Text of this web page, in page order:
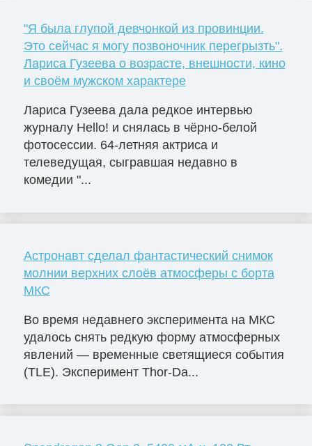
"Я была глупой девчонкой из провинции.
Это сейчас я могу позвоночник перегрызть".
Лариса Гузеева о возрасте, внешности, кино
и своём мужском характере
Лариса Гузеева дала редкое интервью
журналу Hello! и снялась в чёрно-белой
фотосессии. 64-летняя актриса и
телеведущая, сыгравшая недавно в
комедии "...
Астронавт сделал фантастический снимок
молнии верхних слоёв атмосферы с борта
МКС
Во время недавнего эксперимента на МКС
удалось снять редкую форму атмосферных
явлений — временные светящиеся события
(TLE). Эксперимент Thor-Da...